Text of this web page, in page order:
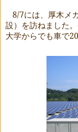
8/7には、厚木メ
設）を訪ねました
大学からでも車で20